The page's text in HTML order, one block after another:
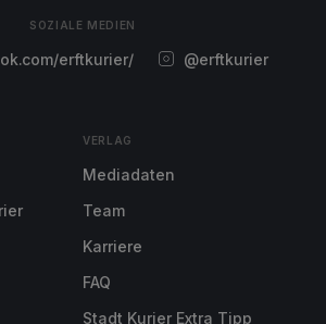
SOZIALE MEDIEN
erftkurier/ @erftkurier
VERLAG
Mediadaten
Team
Karriere
FAQ
Stadt Kurier Extra Tipp